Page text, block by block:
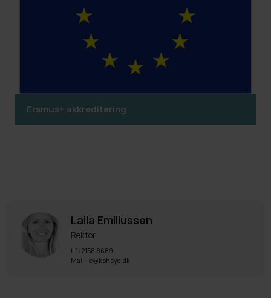
Ersmus+ akkreditering
Laila Emiliussen
Rektor
tlf.: 2158 8689
Mail: le@kbhsyd.dk